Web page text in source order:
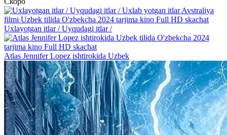
Uxlayotgan itlar / Uyqudagi itlar /
Atlas Jennifer Lopez ishtirokida Uzbek